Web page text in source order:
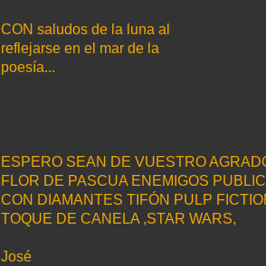
CON saludos de la luna al
reflejarse en el mar de la
poesía...
ESPERO SEAN DE VUESTRO
FLOR DE PASCUA ENEMIGOS
CON DIAMANTES TIFÓN PULP
TOQUE DE CANELA ,STAR WARS,
José